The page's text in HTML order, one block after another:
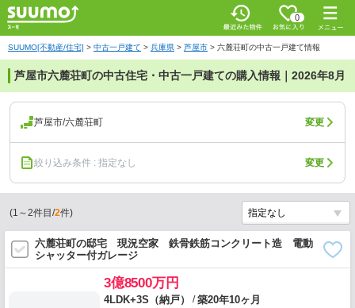
0
SUUMO[不動産/住宅] > 中古一戸建て > 兵庫県 > 芦屋市 > 六麓荘町の中古一戸建て情報
芦屋市六麓荘町の中古住宅・中古一戸建ての購入情報｜2026年8月
芦屋市/六麓荘町 変更
絞り込み条件 : 指定なし 変更
(1 ～2件目/2件)
六麓荘町の邸宅 現況空家 鉄骨鉄筋コンクリート造 電動
シャッター付ガレージ
3億8500万円
4LDK+3S（納戸） /築20年10ヶ月